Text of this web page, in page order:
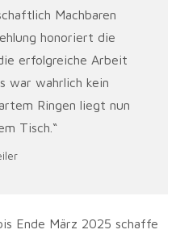
Machbaren
honoriert die
erfolgreiche Arbeit
war wahrlich kein
Ringen liegt nun
Tisch.“
Ende März 2025 schaffe